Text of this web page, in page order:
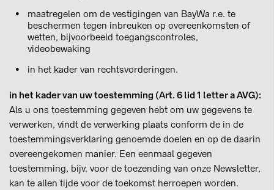
maatregelen om de vestigingen van BayWa r.e. te
beschermen tegen inbreuken op overeenkomsten of
wetten, bijvoorbeeld toegangscontroles,
videobewaking
in het kader van rechtsvorderingen.
in het kader van uw toestemming (Art. 6 lid 1 letter a AVG):
Als u ons toestemming gegeven hebt om uw gegevens te
verwerken, vindt de verwerking plaats conform de in de
toestemmingsverklaring genoemde doelen en op de daarin
overeengekomen manier. Een eenmaal gegeven
toestemming, bijv. voor de toezending van onze Newsletter,
kan te allen tijde voor de toekomst herroepen worden.